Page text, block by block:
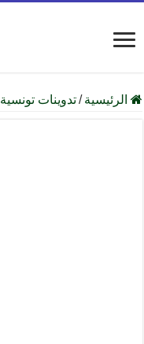
الرئيسية /تدوينات تونسية